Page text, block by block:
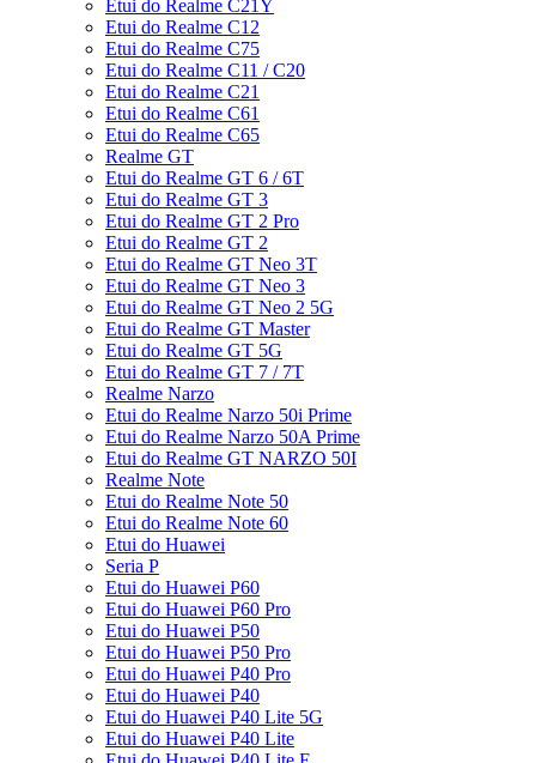
Etui do Realme C21Y
Etui do Realme C12
Etui do Realme C75
Etui do Realme C11 / C20
Etui do Realme C21
Etui do Realme C61
Etui do Realme C65
Realme GT
Etui do Realme GT 6 / 6T
Etui do Realme GT 3
Etui do Realme GT 2 Pro
Etui do Realme GT 2
Etui do Realme GT Neo 3T
Etui do Realme GT Neo 3
Etui do Realme GT Neo 2 5G
Etui do Realme GT Master
Etui do Realme GT 5G
Etui do Realme GT 7 / 7T
Realme Narzo
Etui do Realme Narzo 50i Prime
Etui do Realme Narzo 50A Prime
Etui do Realme GT NARZO 50I
Realme Note
Etui do Realme Note 50
Etui do Realme Note 60
Etui do Huawei
Seria P
Etui do Huawei P60
Etui do Huawei P60 Pro
Etui do Huawei P50
Etui do Huawei P50 Pro
Etui do Huawei P40 Pro
Etui do Huawei P40
Etui do Huawei P40 Lite 5G
Etui do Huawei P40 Lite